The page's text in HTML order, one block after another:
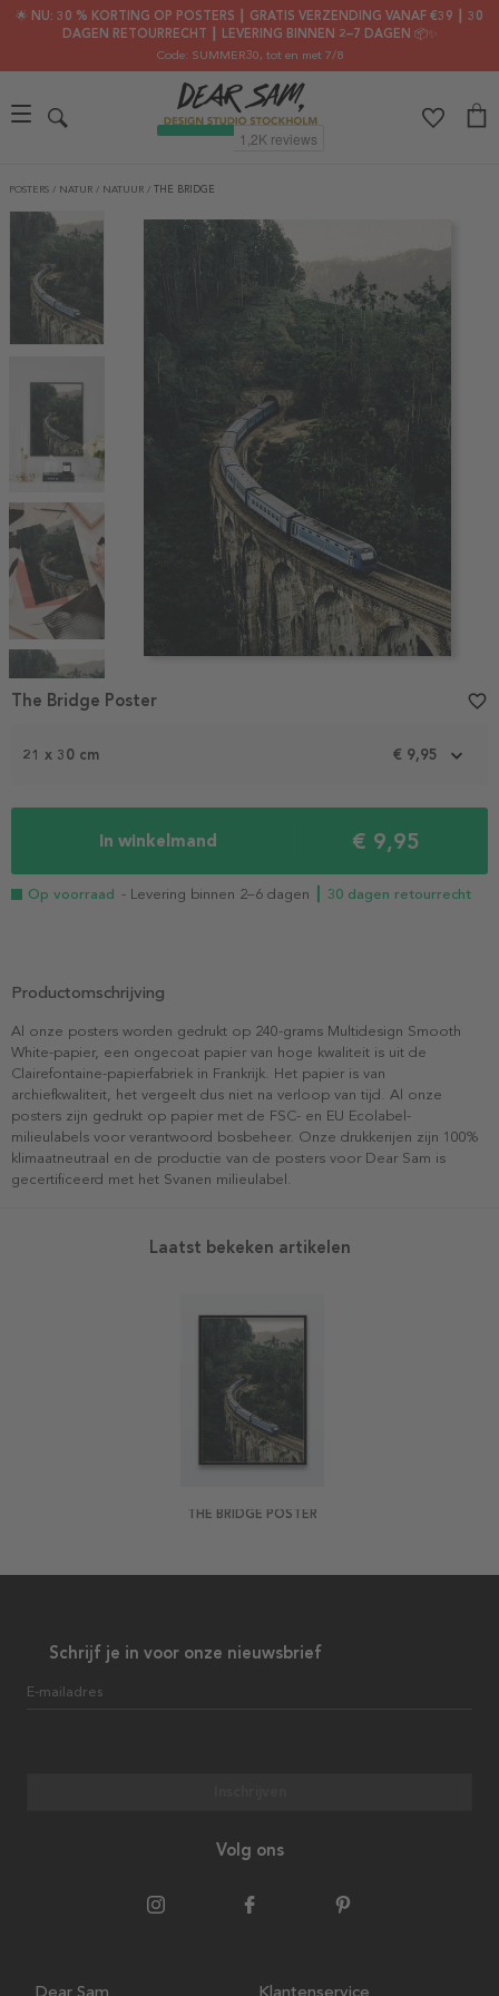
🌟 NU: 30 % KORTING OP POSTERS ┃ GRATIS VERZENDING VANAF €39 ┃ 30
DAGEN RETOURRECHT ┃ LEVERING BINNEN 2–7 DAGEN 📦✨
Code: SUMMER30, tot en met 7/8
POSTERS / NATUR / NATUUR / THE BRIDGE
Item
1
21 x 30 cm € 9,95
In winkelmand € 9,95
Op voorraad - Levering binnen 2–6 dagen ┃ 30 dagen retourrecht
The Bridge Poster favorite_border
Productomschrijving
Al onze posters worden gedrukt op 240-grams Multidesign Smooth
White-papier, een ongecoat papier van hoge kwaliteit is uit de
Clairefontaine-papierfabriek in Frankrijk. Het papier is van
archiefkwaliteit, het vergeelt dus niet na verloop van tijd. Al onze
posters zijn gedrukt op papier met de FSC- en EU Ecolabel-
milieulabels voor verantwoord bosbeheer. Onze drukkerijen zijn 100%
klimaatneutraal en de productie van de posters voor Dear Sam is
gecertificeerd met het Svanen milieulabel.
Laatst bekeken artikelen
THE BRIDGE POSTER
Schrijf je in voor onze nieuwsbrief
E-mailadres
Volg ons
Dear Sam Klantenservice